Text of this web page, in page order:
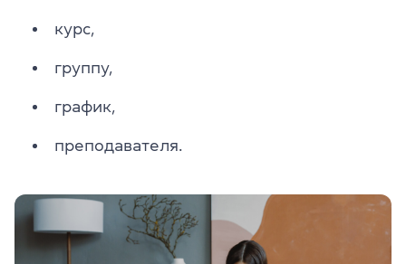
курс,
группу,
график,
преподавателя.